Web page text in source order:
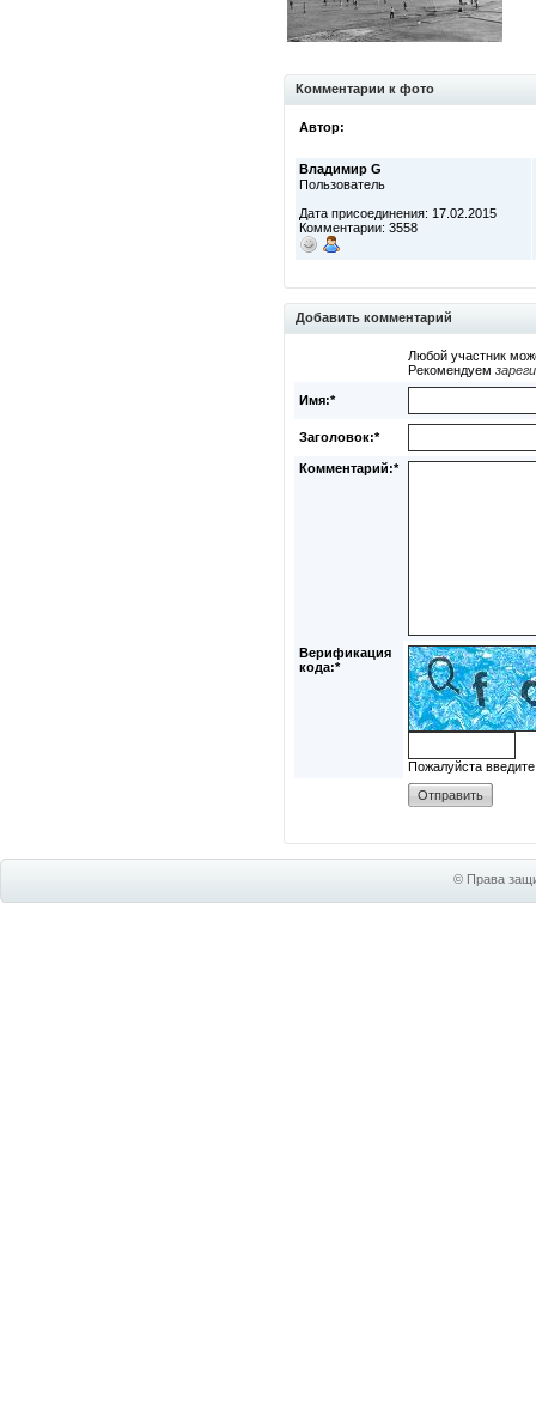
Комментарии к фото
Автор:
Владимир G
Пользователь
Дата присоединения: 17.02.2015
Комментарии: 3558
Добавить комментарий
Любой участник
Рекомендуем
Имя:*
Заголовок:*
Комментарий:*
Верификация
кода:*
Пожалуйста
© Права